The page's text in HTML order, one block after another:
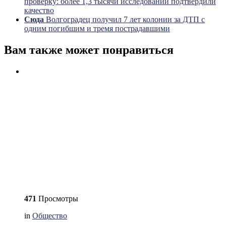
качество
Сюда Волгоградец получил 7 лет колонии за ДТП с
одним погибшим и тремя пострадавшими
Вам также может понравиться
471 Просмотры
in Общество